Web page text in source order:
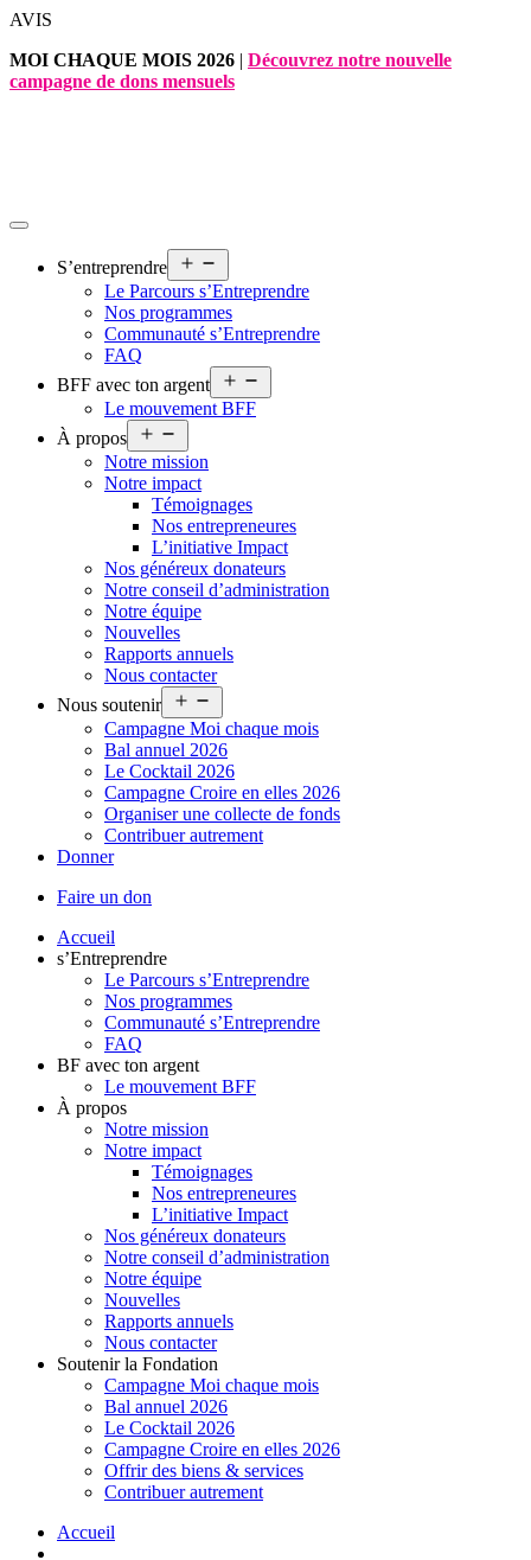
Aller
contenu
AVIS
MOI CHAQUE MOIS 2026 | Découvrez notre nouvelle
campagne de dons mensuels
S’entreprendre
le
menu
Le Parcours s’Entreprendre
Nos programmes
Communauté s’Entreprendre
FAQ
BFF avec ton argent
le
Le mouvement BFF
À propos
le
menu
Notre mission
Notre impact
Témoignages
Nos entrepreneures
L’initiative Impact
Nos généreux donateurs
Notre conseil d’administration
Notre équipe
Nouvelles
Rapports annuels
Nous contacter
Nous soutenir
le
menu
Campagne Moi chaque mois
Bal annuel 2026
Le Cocktail 2026
Campagne Croire en elles 2026
Organiser une collecte de fonds
Contribuer autrement
Donner
Faire un don
Accueil
s’Entreprendre
Le Parcours s’Entreprendre
Nos programmes
Communauté s’Entreprendre
FAQ
BF avec ton argent
Le mouvement BFF
À propos
Notre mission
Notre impact
Témoignages
Nos entrepreneures
L’initiative Impact
Nos généreux donateurs
Notre conseil d’administration
Notre équipe
Nouvelles
Rapports annuels
Nous contacter
Soutenir la Fondation
Campagne Moi chaque mois
Bal annuel 2026
Le Cocktail 2026
Campagne Croire en elles 2026
Offrir des biens & services
Contribuer autrement
Accueil